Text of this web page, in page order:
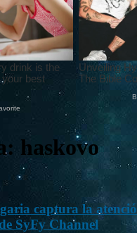
haskovo
captura la
SyFy Channel